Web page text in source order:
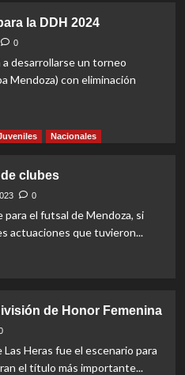
la DDH 2024
0
a desarrollarse un torneo
Mendoza) con eliminación
Nacionales
clubes
0
para el futsal de Mendoza, si
actuaciones que tuvieron...
de Honor Femenina
Heras fue el escenario para
el título más importante...